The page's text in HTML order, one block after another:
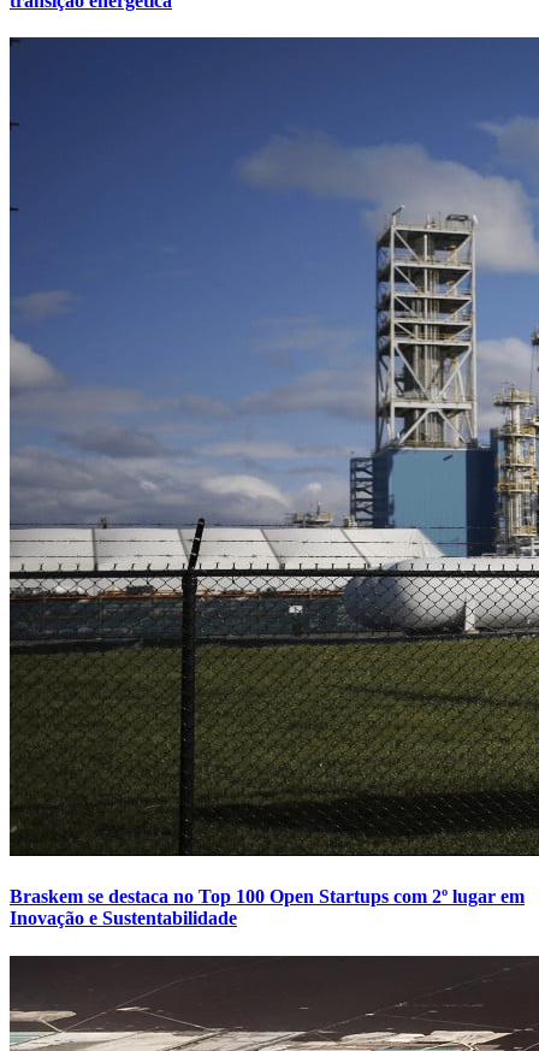
Braskem se destaca no Top 100 Open Startups com 2º lugar em
Inovação e Sustentabilidade